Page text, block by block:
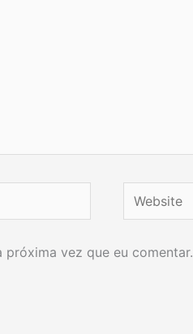
Website
próxima vez que eu comentar.